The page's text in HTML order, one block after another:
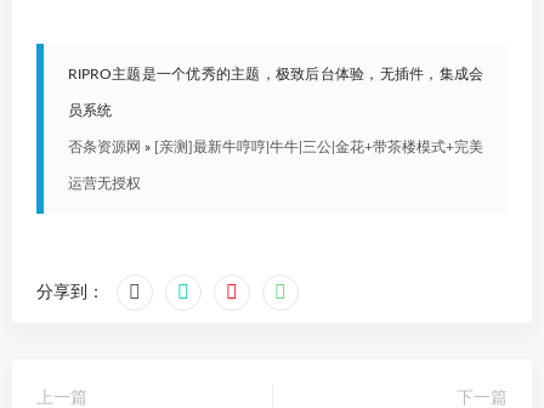
RIPRO主题是一个优秀的主题，极致后台体验，无插件，集成会
员系统
否条资源网 » [亲测]最新牛哼哼|牛牛|三公|金花+带茶楼模式+完美
运营无授权
分享到：
上一篇
下一篇